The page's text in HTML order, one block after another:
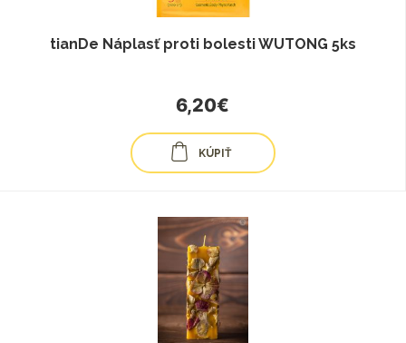
tianDe Náplasť proti bolesti WUTONG 5ks
6,20€
KÚPIŤ